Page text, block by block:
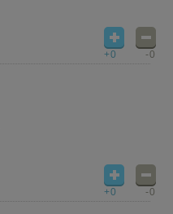
+0 -0
+0 -0